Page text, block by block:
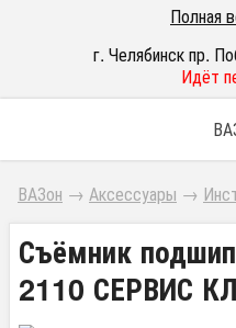
Полная
г. Челябинск пр.
Идёт
ВАЗон → Аксессуары →
Съёмник
2110 СЕРВИС